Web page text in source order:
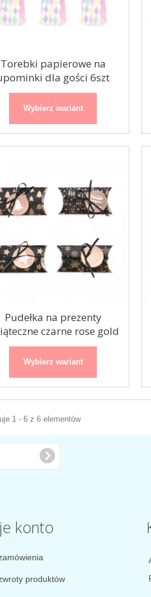
Organza / bieżnik
Srebrny nadruk
Torebki papierowe na
dla gości 6szt
Wybierz wariant
Pudełka na prezenty
czarne rose gold
DIY 4szt
Wybierz wariant
1 - 6 z 6 elementów
konto
produktów